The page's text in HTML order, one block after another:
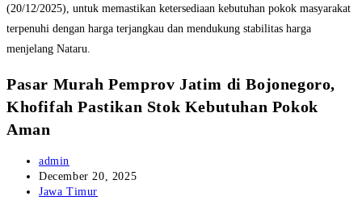
(20/12/2025), untuk memastikan ketersediaan kebutuhan pokok masyarakat
terpenuhi dengan harga terjangkau dan mendukung stabilitas harga
menjelang Nataru.
Pasar Murah Pemprov Jatim di Bojonegoro,
Khofifah Pastikan Stok Kebutuhan Pokok
Aman
Post
author:
admin
Post
published:
December 20, 2025
Post
Jawa Timur